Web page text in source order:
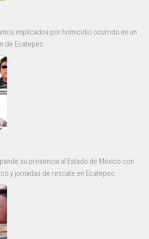
implicados por homicidio ocurrido en un
de Ecatepec
su presencia al Estado de México con
y jornadas de rescate en Ecatepec